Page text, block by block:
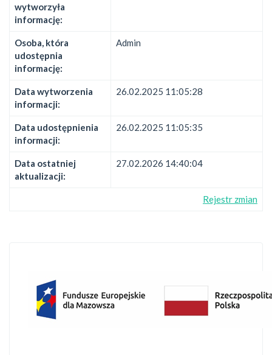
wytworzyła
informację:
Osoba, która
udostępnia
informację:
Admin
Data wytworzenia
informacji:
26.02.2025 11:05:28
Data udostępnienia
informacji:
26.02.2025 11:05:35
Data ostatniej
aktualizacji:
27.02.2026 14:40:04
Rejestr zmian